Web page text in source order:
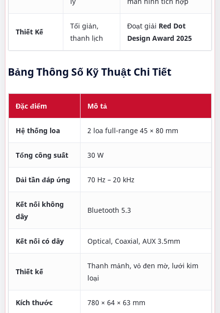
Thiết Kế
Tối giản,
thanh lịch
Đoạt giải Red Dot
Design Award 2025
Bảng Thông Số Kỹ Thuật Chi Tiết
Đặc điểm Mô tả
Hệ thống loa 2 loa full-range 45 × 80 mm
Tổng công suất 30 W
Dải tần đáp ứng 70 Hz – 20 kHz
Kết nối không
dây
Bluetooth 5.3
Kết nối có dây Optical, Coaxial, AUX 3.5mm
Thiết kế
Thanh mảnh, vỏ đen mờ, lưới kim
loại
Kích thước 780 × 64 × 63 mm